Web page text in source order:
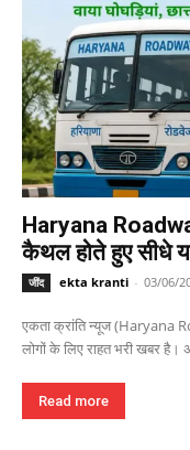
Haryana
कैथल होते हुए सीधे
जींद ekta kranti - 03/06/
एकता क्रांति न्यूज (Haryana
लोगों के लिए राहत भरी खबर है।
Read more